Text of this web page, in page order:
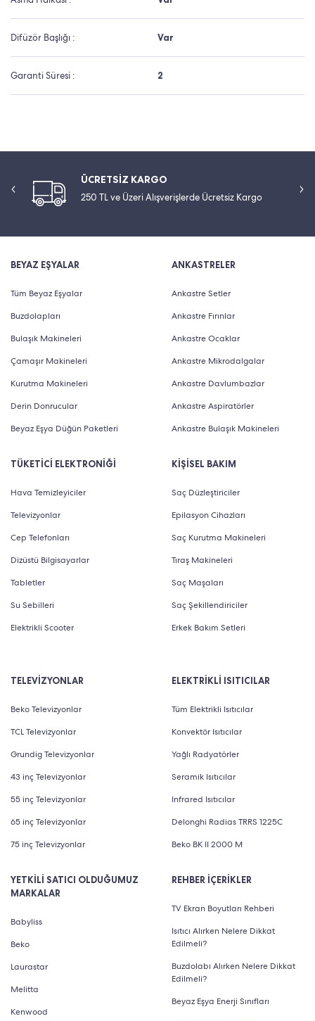
Difüzör Başlığı : Var
Garanti Süresi : 2
ÜCRETSİZ KARGO
250 TL ve Üzeri Alışverişlerde Ücretsiz Kargo
BEYAZ EŞYALAR
Tüm Beyaz Eşyalar
Buzdolapları
Bulaşık Makineleri
Çamaşır Makineleri
Kurutma Makineleri
Derin Donrucular
Beyaz Eşya Düğün Paketleri
TÜKETİCİ ELEKTRONİĞİ
Hava Temizleyiciler
Televizyonlar
Cep Telefonları
Dizüstü Bilgisayarlar
Tabletler
Su Sebilleri
Elektrikli Scooter
ANKASTRELER
Ankastre Setler
Ankastre Fırınlar
Ankastre Ocaklar
Ankastre Mikrodalgalar
Ankastre Davlumbazlar
Ankastre Aspiratörler
Ankastre Bulaşık Makineleri
KİŞİSEL BAKIM
Saç Düzleştiriciler
Epilasyon Cihazları
Saç Kurutma Makineleri
Tıraş Makineleri
Saç Maşaları
Saç Şekillendiriciler
Erkek Bakım Setleri
TELEVİZYONLAR
Beko Televizyonlar
TCL Televizyonlar
Grundig Televizyonlar
43 inç Televizyonlar
55 inç Televizyonlar
65 inç Televizyonlar
75 inç Televizyonlar
YETKİLİ SATICI OLDUĞUMUZ
MARKALAR
Babyliss
Beko
Laurastar
Melitta
Kenwood
ELEKTRİKLİ ISITICILAR
Tüm Elektrikli Isıtıcılar
Konvektör Isıtıcılar
Yağlı Radyatörler
Seramik Isıtıcılar
Infrared Isıtıcılar
Delonghi Radias TRRS 1225C
Beko BK II 2000 M
REHBER İÇERİKLER
TV Ekran Boyutları Rehberi
Isıtıcı Alırken Nelere Dikkat
Edilmeli?
Buzdolabı Alırken Nelere Dikkat
Edilmeli?
Beyaz Eşya Enerji Sınıfları